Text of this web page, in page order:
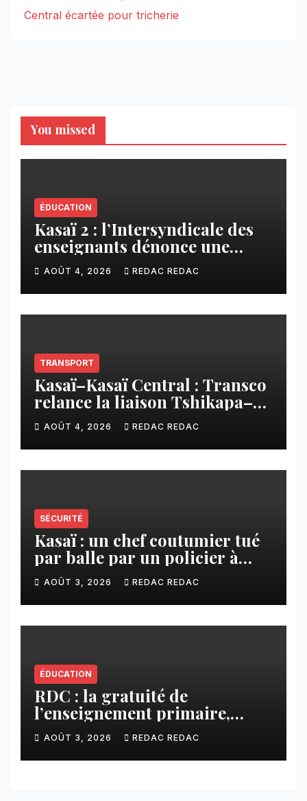
Central écartée pour tricherie
You missed
ÉDUCATION
Kasaï 2 : l’Intersyndicale des
enseignants dénonce une
contribution financière
imposée aux écoles de la
CNCA
AOÛT 4, 2026 REDAC REDAC
TRANSPORT
Kasaï–Kasaï Central : Transco
relance la liaison Tshikapa–
Tshiamu pour faciliter les
échanges
AOÛT 4, 2026 REDAC REDAC
SÉCURITÉ
Kasaï : un chef coutumier tué
par balle par un policier à
Kamuesha, la tension monte
AOÛT 3, 2026 REDAC REDAC
ÉDUCATION
RDC : la gratuité de
l’enseignement primaire,
vision phare du Président
Félix Tshisekedi réaffirmée
par une circulaire du
AOÛT 3, 2026 REDAC REDAC